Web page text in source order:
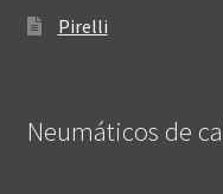
Pirelli
Neumáticos de